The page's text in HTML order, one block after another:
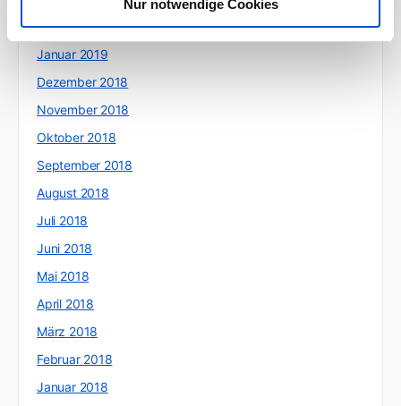
Nur notwendige Cookies
Februar 2019
Januar 2019
Dezember 2018
November 2018
Oktober 2018
September 2018
August 2018
Juli 2018
Juni 2018
Mai 2018
April 2018
März 2018
Februar 2018
Januar 2018